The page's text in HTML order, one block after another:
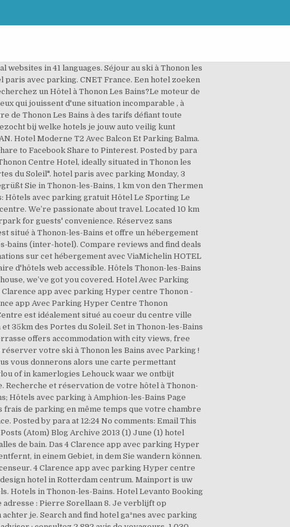
in 41 languages. Séjour au ski à Thonon les
paris avec parking. CNET France. Een hotel zoeken
un Hôtel à Thonon Les Bains?Le moteur de
qui jouissent d'une situation incomparable , à
de Thonon Les Bains à des tarifs défiant toute
bij welke hotels je jouw auto veilig kunt
Hotel Moderne T2 Avec Balcon Et Parking Balma.
to Facebook Share to Pinterest. Posted by para
Centre Hotel, ideally situated in Thonon les
du Soleil". hotel paris avec parking Monday, 3
Sie in Thonon-les-Bains, 1 km von den Thermen
Hôtels avec parking gratuit Hôtel Le Sporting Le
We’re passionate about travel. Located 10 km
for guests' convenience. Réservez sans
situé à Thonon-les-Bains et offre un hébergement
bains (inter-hotel). Compare reviews and find deals
sur cet hébergement avec ViaMichelin HOTEL
d'hôtels web accessible. Hôtels Thonon-les-Bains
we’ve got you covered. Hotel Avec Parking
app avec parking Hyper centre Thonon -
app Avec Parking Hyper Centre Thonon
est idéalement situé au coeur du centre ville
35km des Portes du Soleil. Set in Thonon-les-Bains
offers accommodation with city views, free
votre ski à Thonon les Bains avec Parking !
vous donnerons alors une carte permettant
of in kamerlogies Lehouck waar we ontbijt
Recherche et réservation de votre hôtel à Thonon-
Hôtels avec parking à Amphion-les-Bains Page
de parking en même temps que votre chambre
Posted by para at 12:24 No comments: Email This
(Atom) Blog Archive 2013 (1) June (1) hotel
de bain. Das 4 Clarence app avec parking Hyper
in einem Gebiet, in dem Sie wandern können.
4 Clarence app avec parking Hyper centre
hotel in Rotterdam centrum. Mainport is uw
Hotels in Thonon-les-Bains. Hotel Levanto Booking
adresse : Pierre Sorellaan 8. Je verblijft op
je. Search and find hotel gaªnes avec parking